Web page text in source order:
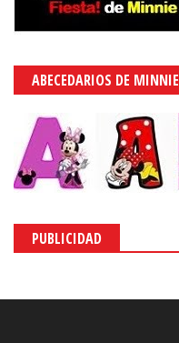
ABECEDARIOS DE MINNIE
PUBLICIDAD